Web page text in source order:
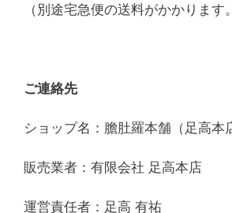
（別途宅急便の送料がかかります
ご連絡先
ショップ名：膽肚羅本舗（足高本
販売業者：有限会社 足高本店
運営責任者：足高 有祐